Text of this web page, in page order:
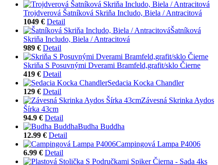
Trojdverová Šatníková Skriňa Includo, Biela / Antracitová
1049 € Detail
Šatníková
Skriňa Includo, Biela / Antracitová
989 € Detail
Skriňa S Posuvnými Dverami Bramfeld,grafit/sklo Čierne
419 € Detail
Sedacia Kocka Chandler
129 € Detail
Závesná Skrinka Aydos
Šírka 43cm
94.9 € Detail
Budha Buddha
12.99 € Detail
Campingová Lampa P4006
6.99 € Detail